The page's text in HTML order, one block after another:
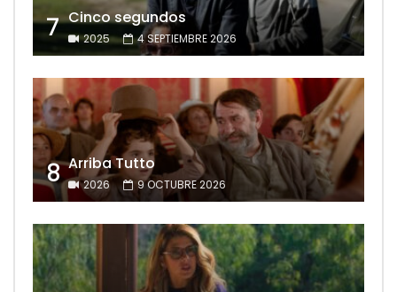
7 Cinco segundos
2025 4 SEPTIEMBRE 2026
8 Arriba Tutto
2026 9 OCTUBRE 2026